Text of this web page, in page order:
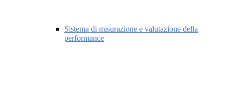
Sistema di misurazione e valutazione della
performance